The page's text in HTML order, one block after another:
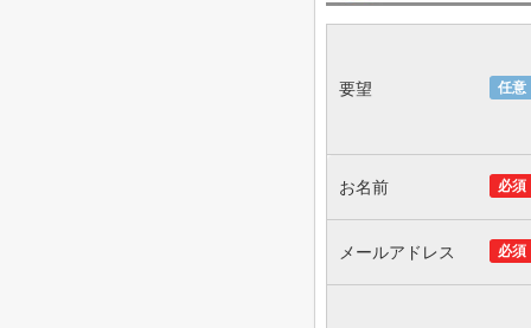
任意
要望
必須
お名前
必須
メールアドレス